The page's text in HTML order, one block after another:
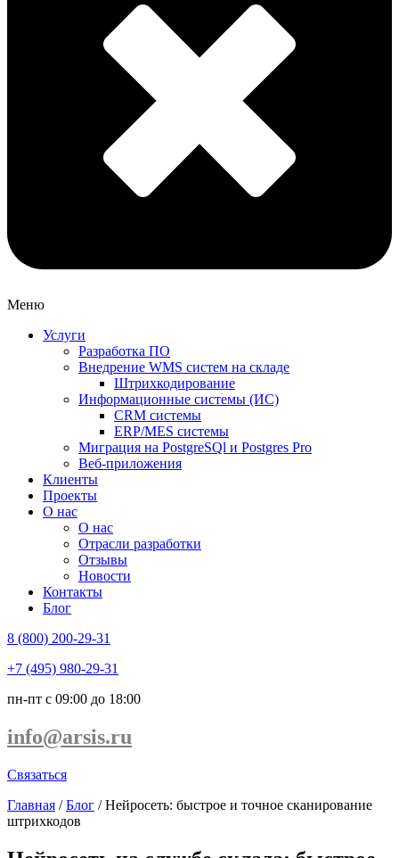
Меню
Услуги
Разработка ПО
Внедрение WMS систем на складе
Штрихкодирование
Информационные системы (ИС)
CRM системы
ERP/MES системы
Миграция на PostgreSQl и Postgres Pro
Веб-приложения
Клиенты
Проекты
О нас
О нас
Отрасли разработки
Отзывы
Новости
Контакты
Блог
8 (800) 200-29-31
+7 (495) 980-29-31
пн-пт с 09:00 до 18:00
info@arsis.ru
Связаться
Главная /Блог /Нейросеть: быстрое и точное сканирование
штрихкодов